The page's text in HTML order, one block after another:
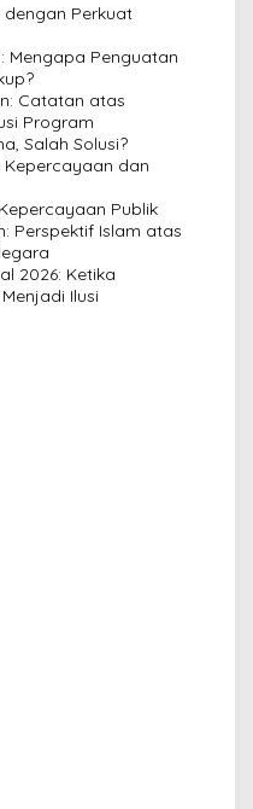
dengan Perkuat
Mengapa Penguatan
Catatan atas
Program
Salah Solusi?
dan
Publik
Perspektif Islam atas
2026: Ketika
Ilusi